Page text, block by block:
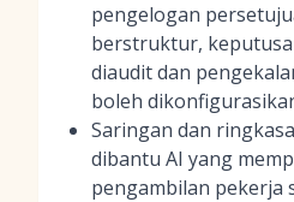
pengelogan
berstruktur,
diaudit dan
boleh
Saringan dan
dibantu AI yang
pengambilan pekerja